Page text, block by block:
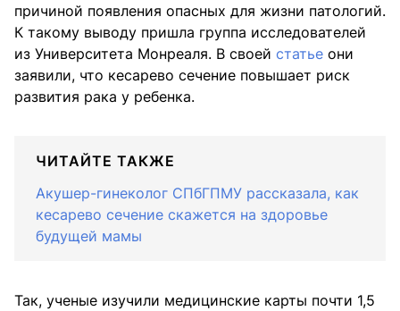
причиной появления опасных для жизни патологий.
К такому выводу пришла группа исследователей
из Университета Монреаля. В своей статье они
заявили, что кесарево сечение повышает риск
развития рака у ребенка.
ЧИТАЙТЕ ТАКЖЕ
Акушер-гинеколог СПбГПМУ рассказала, как
кесарево сечение скажется на здоровье
будущей мамы
Так, ученые изучили медицинские карты почти 1,5